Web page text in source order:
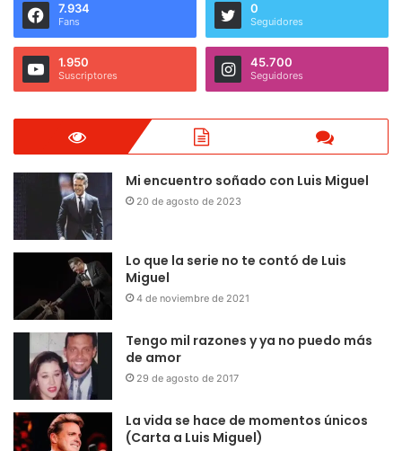
7.934
Fans
0
Seguidores
1.950
Suscriptores
45.700
Seguidores
Mi encuentro soñado con Luis Miguel
20 de agosto de 2023
Lo que la serie no te contó de Luis
Miguel
4 de noviembre de 2021
Tengo mil razones y ya no puedo más
de amor
29 de agosto de 2017
La vida se hace de momentos únicos
(Carta a Luis Miguel)